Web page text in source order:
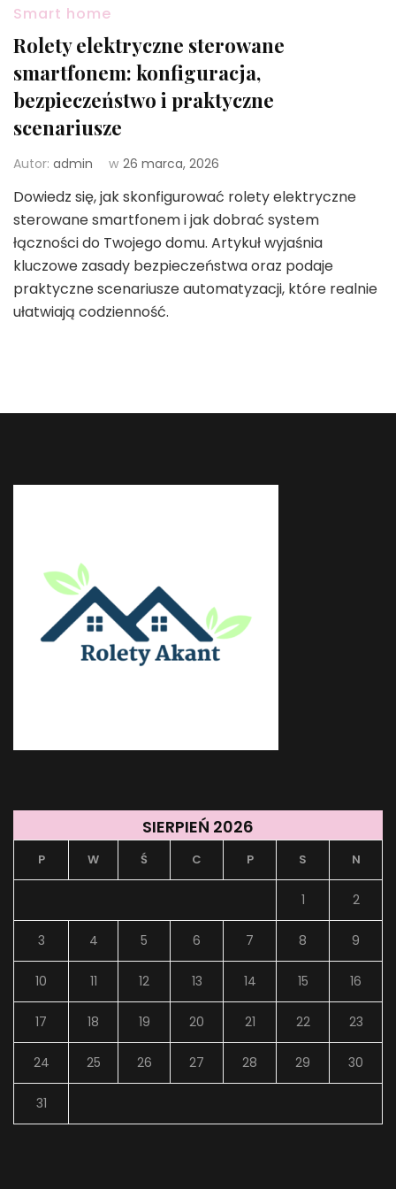
Smart home
Rolety elektryczne sterowane
smartfonem: konfiguracja,
bezpieczeństwo i praktyczne
scenariusze
Autor: admin w 26 marca, 2026
Dowiedz się, jak skonfigurować rolety elektryczne
sterowane smartfonem i jak dobrać system
łączności do Twojego domu. Artykuł wyjaśnia
kluczowe zasady bezpieczeństwa oraz podaje
praktyczne scenariusze automatyzacji, które realnie
ułatwiają codzienność.
SIERPIEŃ 2026
P W Ś C P S N
1 2
3 4 5 6 7 8 9
10 11 12 13 14 15 16
17 18 19 20 21 22 23
24 25 26 27 28 29 30
31